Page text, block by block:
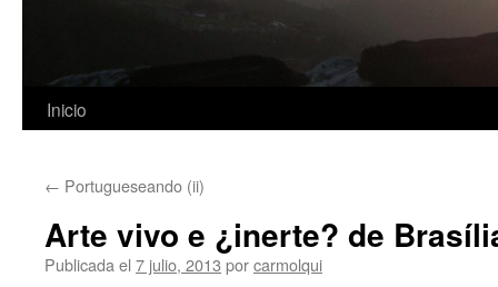
Saltar
contenido
Inicio
← Portugueseando (ii)
Arte vivo e ¿inerte? de
Publicada el 7 julio, 2013 porcarmolqui